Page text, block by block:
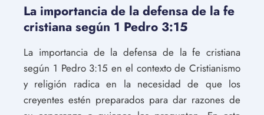
La importancia de la defensa de la fe
cristiana según 1 Pedro 3:15
La importancia de la defensa de la fe cristiana
según 1 Pedro 3:15 en el contexto de Cristianismo
y religión radica en la necesidad de que los
creyentes estén preparados para dar razones de